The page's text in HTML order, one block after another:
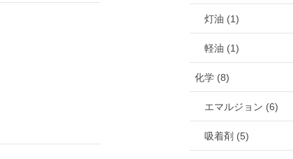
灯油 (1)
軽油 (1)
化学 (8)
エマルジョン (6)
吸着剤 (5)